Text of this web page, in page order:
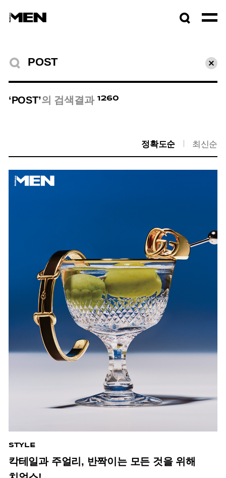
검색결과
초기
‘POST’의 검색결과 1260
정확도순 최신순
STYLE
칵테일과 주얼리, 반짝이는 모든 것을 위해